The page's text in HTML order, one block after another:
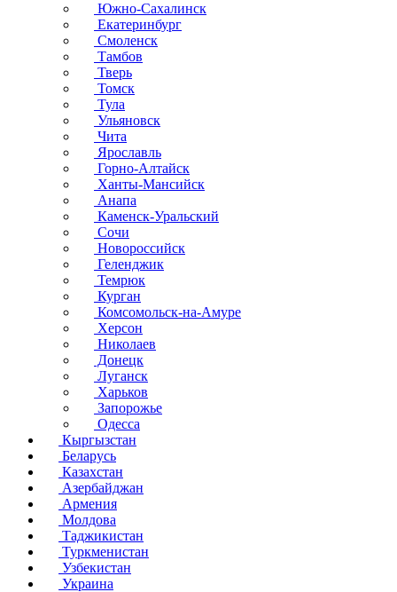
Южно-Сахалинск
Екатеринбург
Смоленск
Тамбов
Тверь
Томск
Тула
Ульяновск
Чита
Ярославль
Горно-Алтайск
Ханты-Мансийск
Анапа
Каменск-Уральский
Сочи
Новороссийск
Геленджик
Темрюк
Курган
Комсомольск-на-Амуре
Херсон
Николаев
Донецк
Луганск
Харьков
Запорожье
Одесса
Кыргызстан
Беларусь
Казахстан
Азербайджан
Армения
Молдова
Таджикистан
Туркменистан
Узбекистан
Украина